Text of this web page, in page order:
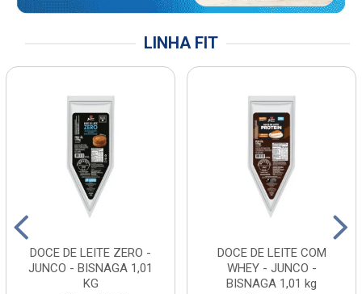
LINHA FIT
DOCE DE LEITE ZERO -
JUNCO - BISNAGA 1,01
KG
DOCE DE LEITE COM
WHEY - JUNCO -
BISNAGA 1,01 kg